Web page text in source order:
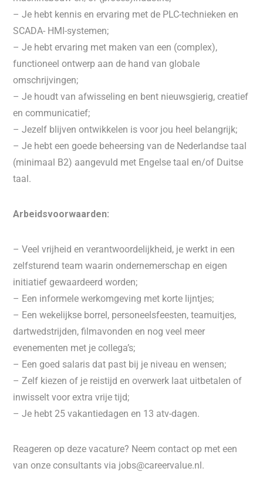
– Je hebt kennis en ervaring met de PLC-technieken en
SCADA- HMI-systemen;
– Je hebt ervaring met maken van een (complex),
functioneel ontwerp aan de hand van globale
omschrijvingen;
– Je houdt van afwisseling en bent nieuwsgierig, creatief
en communicatief;
– Jezelf blijven ontwikkelen is voor jou heel belangrijk;
– Je hebt een goede beheersing van de Nederlandse taal
(minimaal B2) aangevuld met Engelse taal en/of Duitse
taal.
Arbeidsvoorwaarden:
– Veel vrijheid en verantwoordelijkheid, je werkt in een
zelfsturend team waarin ondernemerschap en eigen
initiatief gewaardeerd worden;
– Een informele werkomgeving met korte lijntjes;
– Een wekelijkse borrel, personeelsfeesten, teamuitjes,
dartwedstrijden, filmavonden en nog veel meer
evenementen met je collega’s;
– Een goed salaris dat past bij je niveau en wensen;
– Zelf kiezen of je reistijd en overwerk laat uitbetalen of
inwisselt voor extra vrije tijd;
– Je hebt 25 vakantiedagen en 13 atv-dagen.
Reageren op deze vacature? Neem contact op met een
van onze consultants via jobs@careervalue.nl.